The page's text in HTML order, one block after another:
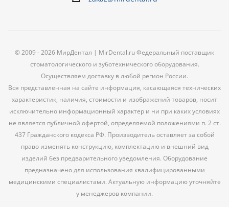
© 2009 - 2026 МирДентал | MirDental.ru Федеральный поставщик
стоматологического и зуботехнического оборудования.
Осуществляем доставку в любой регион России.
Вся представленная на сайте информация, касающаяся технических
характеристик, наличия, стоимости и изображений товаров, носит
исключительно информационный характер и ни при каких условиях
не является публичной офертой, определяемой положениями п. 2 ст.
437 Гражданского кодекса РФ. Производитель оставляет за собой
право изменять конструкцию, комплектацию и внешний вид
изделий без предварительного уведомления. Оборудование
предназначено для использования квалифицированными
медицинскими специалистами. Актуальную информацию уточняйте
у менеджеров компании.